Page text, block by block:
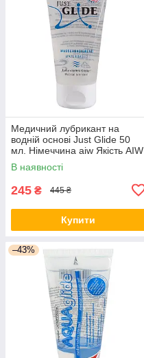
Медичний лубрикант на
водній основі Just Glide 50
мл. Німеччина aiw Якість AIW
Or179
В наявності
245 ₴ 445 ₴
Купити
–43%